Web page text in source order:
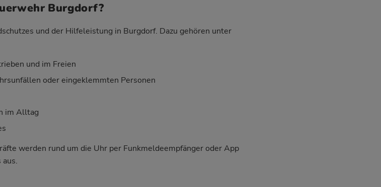
Burgdorf?
und der Hilfeleistung in Burgdorf. Dazu gehören unter
und im Freien
oder eingeklemmten Personen
im Alltag
werden rund um die Uhr per Funkmeldeempfänger oder App